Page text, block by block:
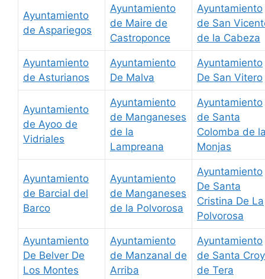
Ayuntamiento
de Aspariegos
Ayuntamiento
de Maire de
Castroponce
Ayuntamiento
de San
de la Cabeza
Ayuntamiento
de Asturianos
Ayuntamiento
De Malva
Ayuntamiento
De San Vitero
Ayuntamiento
de Ayoo de
Vidriales
Ayuntamiento
de Manganeses
de la
Lampreana
Ayuntamiento
de Santa
Colomba de
Monjas
Ayuntamiento
de Barcial del
Barco
Ayuntamiento
de Manganeses
de la Polvorosa
Ayuntamiento
De Santa
Cristina De La
Polvorosa
Ayuntamiento
De Belver De
Los Montes
Ayuntamiento
de Manzanal de
Arriba
Ayuntamiento
de Santa
de Tera